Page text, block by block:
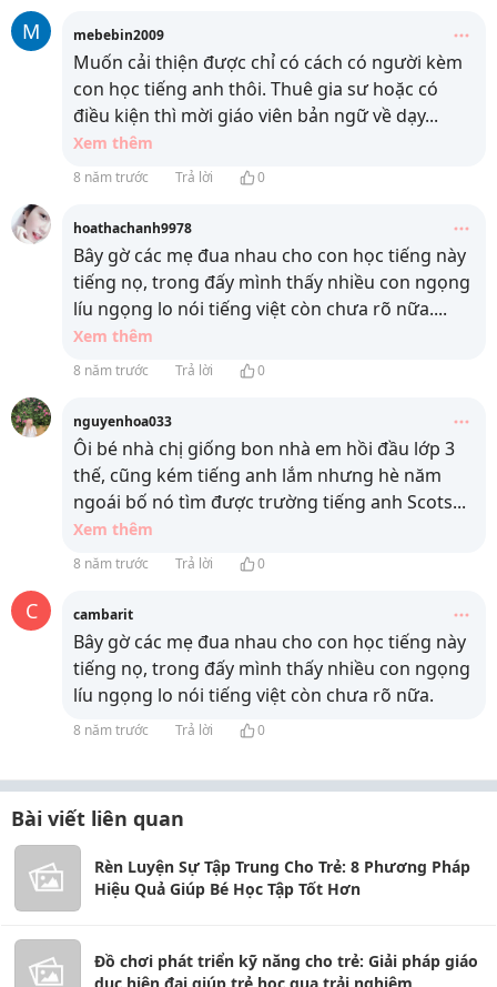
M mebebin2009
Muốn cải thiện được chỉ có cách có người kèm
con học tiếng anh thôi. Thuê gia sư hoặc có
điều kiện thì mời giáo viên bản ngữ về dạy...
Xem thêm
8 năm trước Trả lời 0
hoathachanh9978
Bây gờ các mẹ đua nhau cho con học tiếng này
tiếng nọ, trong đấy mình thấy nhiều con ngọng
líu ngọng lo nói tiếng việt còn chưa rõ nữa....
Xem thêm
8 năm trước Trả lời 0
nguyenhoa033
Ôi bé nhà chị giống bon nhà em hồi đầu lớp 3
thế, cũng kém tiếng anh lắm nhưng hè năm
ngoái bố nó tìm được trường tiếng anh Scots...
Xem thêm
8 năm trước Trả lời 0
C cambarit
Bây gờ các mẹ đua nhau cho con học tiếng này
tiếng nọ, trong đấy mình thấy nhiều con ngọng
líu ngọng lo nói tiếng việt còn chưa rõ nữa.
8 năm trước Trả lời 0
Bài viết liên quan
Rèn Luyện Sự Tập Trung Cho Trẻ: 8 Phương Pháp
Hiệu Quả Giúp Bé Học Tập Tốt Hơn
Đồ chơi phát triển kỹ năng cho trẻ: Giải pháp giáo